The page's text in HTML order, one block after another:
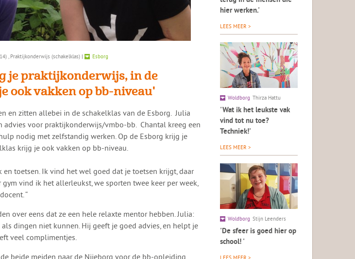
, Praktijkonderwijs (schakelklas) | Esborg
je praktijkonderwijs, in de
ook vakken op bb-niveau'
en zitten allebei in de schakelklas van de Esborg. Julia
advies voor praktijkonderwijs/vmbo-bb. Chantal kreeg een
nodig met zelfstandig werken. Op de Esborg krijg je
krijg je ook vakken op bb-niveau.
en toetsen. Ik vind het wel goed dat je toetsen krijgt, daar
vind ik het allerleukst, we sporten twee keer per week,
“
over eens dat ze een hele relaxte mentor hebben. Julia:
dingen niet kunnen. Hij geeft je goed advies, en helpt je
veel complimentjes.
beide meiden naar de Nijeborg voor de bb-opleiding.
hier werken.'
LEES MEER >
Woldborg Thirza Hattu
'Wat ik het leukste vak
vind tot nu toe?
Techniek!'
LEES MEER >
Woldborg Stijn Leenders
'De sfeer is goed hier op
school! '